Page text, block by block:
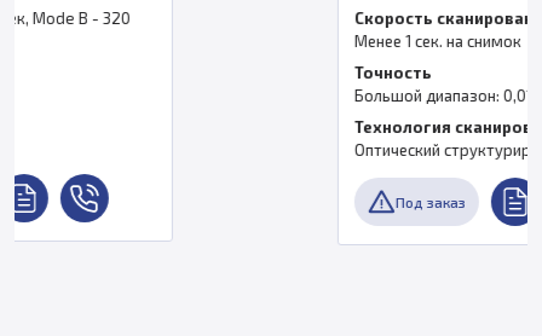
Скорость сканирования
Оптический структурированный подсвет